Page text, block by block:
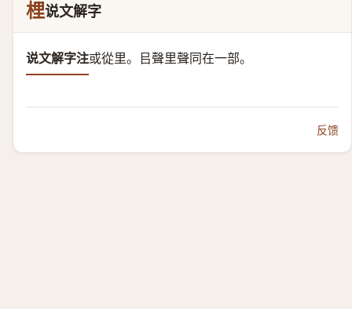
梩说文解字
说文解字注或從里。 㠯聲里聲同在一部。
反馈